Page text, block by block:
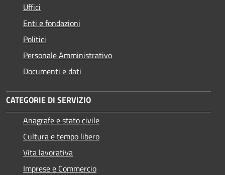
Uffici
Enti e fondazioni
Politici
Personale Amministrativo
Documenti e dati
CATEGORIE DI SERVIZIO
Anagrafe e stato civile
Cultura e tempo libero
Vita lavorativa
Imprese e Commercio